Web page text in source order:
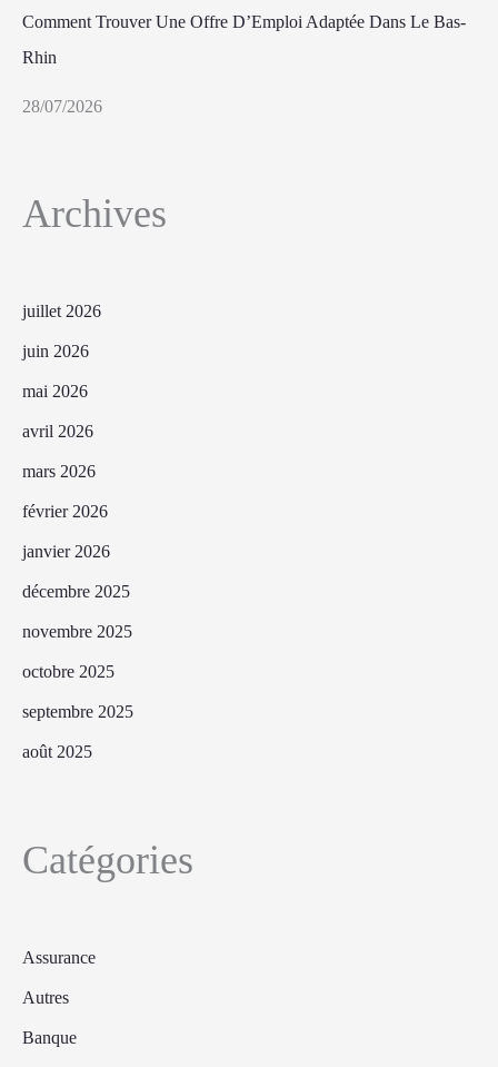
Comment Trouver Une Offre D’Emploi Adaptée Dans Le Bas-
Rhin
28/07/2026
Archives
juillet 2026
juin 2026
mai 2026
avril 2026
mars 2026
février 2026
janvier 2026
décembre 2025
novembre 2025
octobre 2025
septembre 2025
août 2025
Catégories
Assurance
Autres
Banque